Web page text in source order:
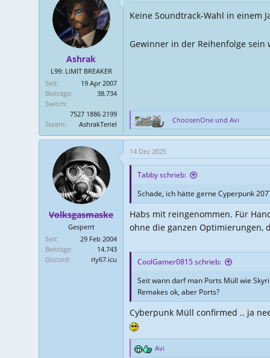
i
n
Ashrak
L99: LIMIT BREAKER
Seit
19 Apr 2007
Beiträge
38.734
Switch
7527 1886 2199
Steam
AshrakTeriel
Keine Soundtrack-Wahl in einem
Gewinner in der Reihenfolge sein
R
e
k
t
n
e
n
:
ChoosenOne und Avi
Volksgasmaske
Gesperrt
Seit
29 Feb 2004
Beiträge
14.743
Discord
rly67.icu
14 Dez 2025
Tabby schrieb:
Schade, ich hätte gerne Cyperpunk
Habs mit reingenommen. Für
ohne die ganzen Optimierungen,
CoolGamer0815 schrieb:
Seit wann darf man Ports Müll wie
Remakes ok, aber Ports?
Cyberpunk Müll confirmed .. ja
R
Avi